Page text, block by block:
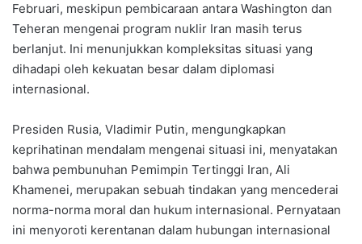
Februari, meskipun pembicaraan antara Washington dan
Teheran mengenai program nuklir Iran masih terus
berlanjut. Ini menunjukkan kompleksitas situasi yang
dihadapi oleh kekuatan besar dalam diplomasi
internasional.
Presiden Rusia, Vladimir Putin, mengungkapkan
keprihatinan mendalam mengenai situasi ini, menyatakan
bahwa pembunuhan Pemimpin Tertinggi Iran, Ali
Khamenei, merupakan sebuah tindakan yang mencederai
norma-norma moral dan hukum internasional. Pernyataan
ini menyoroti kerentanan dalam hubungan internasional